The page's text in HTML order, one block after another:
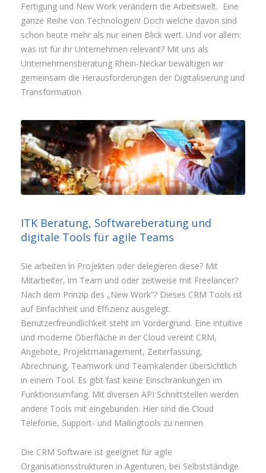
Fertigung und New Work verändern die Arbeitswelt. Eine
ganze Reihe von Technologien! Doch welche davon sind
schon heute mehr als nur einen Blick wert. Und vor allem:
was ist für ihr Unternehmen relevant? Mit uns als
Unternehmensberatung Rhein-Neckar bewältigen wir
gemeinsam die Herausforderungen der Digitalisierung und
Transformation.
ITK Beratung, Softwareberatung und
digitale Tools für agile Teams
Sie arbeiten in Projekten oder delegieren diese? Mit
Mitarbeiter, im Team und oder zeitweise mit Freelancer?
Nach dem Prinzip des „New Work“? Dieses CRM Tools ist
auf Einfachheit und Effizienz ausgelegt.
Benutzerfreundlichkeit steht im Vordergrund. Eine intuitive
und moderne Oberfläche in der Cloud vereint CRM,
Angebote, Projektmanagement, Zeiterfassung,
Abrechnung, Teamwork und Teamkalender übersichtlich
in einem Tool. Es gibt fast keine Einschränkungen im
Funktionsumfang. Mit diversen API Schnittstellen werden
andere Tools mit eingebunden. Hier sind die Cloud
Telefonie, Support- und Mailingtools zu nennen.
Die CRM Software ist geeignet für agile
Organisationsstrukturen in Agenturen, bei Selbstständige